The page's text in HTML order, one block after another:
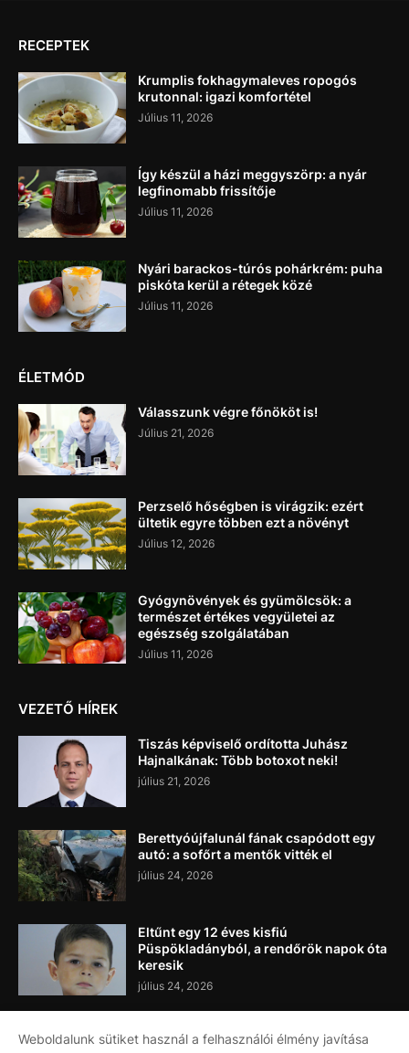
RECEPTEK
Krumplis fokhagymaleves ropogós
krutonnal: igazi komfortétel
Július 11, 2026
Így készül a házi meggyszörp: a nyár
legfinomabb frissítője
Július 11, 2026
Nyári barackos-túrós pohárkrém: puha
piskóta kerül a rétegek közé
Július 11, 2026
ÉLETMÓD
Válasszunk végre főnököt is!
Július 21, 2026
Perzselő hőségben is virágzik: ezért
ültetik egyre többen ezt a növényt
Július 12, 2026
Gyógynövények és gyümölcsök: a
természet értékes vegyületei az
egészség szolgálatában
Július 11, 2026
VEZETŐ HÍREK
Tiszás képviselő ordította Juhász
Hajnalkának: Több botoxot neki!
július 21, 2026
Berettyóújfalunál fának csapódott egy
autó: a sofőrt a mentők vitték el
július 24, 2026
Eltűnt egy 12 éves kisfiú
Püspökladányból, a rendőrök napok óta
keresik
július 24, 2026
Weboldalunk sütiket használ a felhasználói élmény javítása